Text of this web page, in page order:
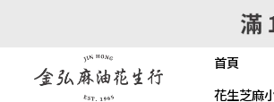
首頁
花生芝麻